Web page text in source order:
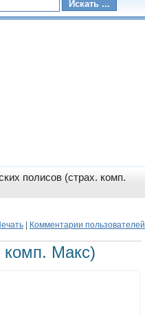
полисов (страх. комп.
Комментарии пользователей
комп. Макс)